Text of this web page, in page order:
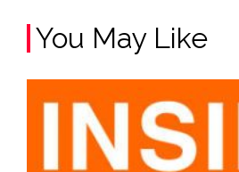
You May Like